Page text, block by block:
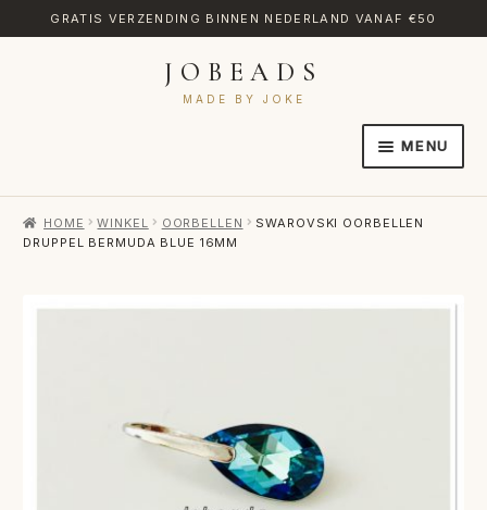
GRATIS VERZENDING BINNEN NEDERLAND VANAF €50
JOBEADS
MADE BY JOKE
MENU
AFREKENEN
HOME WINKEL OORBELLEN
SWAROVSKI OORBELLEN
DRUPPEL BERMUDA BLUE 16MM